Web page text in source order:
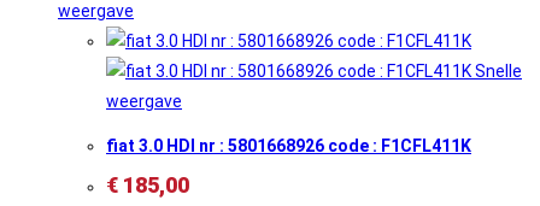
weergave
Snelle
weergave
fiat 3.0 HDI nr : 5801668926 code : F1CFL411K
€ 185,00